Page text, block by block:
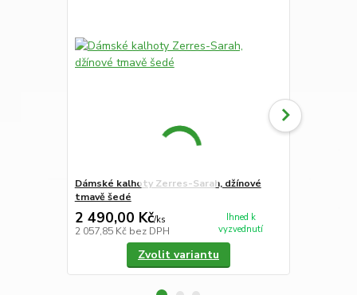
Dámské kalhoty Zerres-Sarah, džínové
tmavě šedé
2 490,00 Kč/ks
2 057,85 Kč bez DPH
Ihned k
vyzvednutí
Zvolit variantu